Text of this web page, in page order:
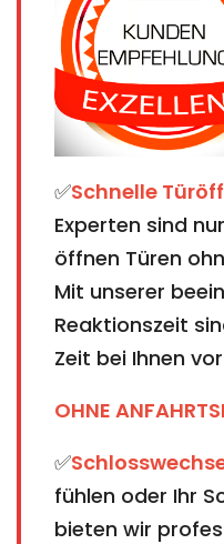
✅Schnelle
Experten sind
öffnen Türen
Mit unserer
Reaktionszeit
Zeit bei Ihnen
OHNE
✅
fühlen oder Ihr
bieten wir